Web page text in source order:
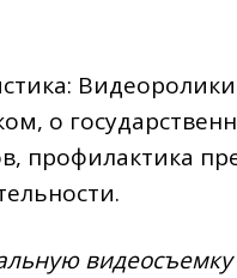
о
профилактика